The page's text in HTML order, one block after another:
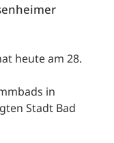
heute am 28.
in
Stadt Bad